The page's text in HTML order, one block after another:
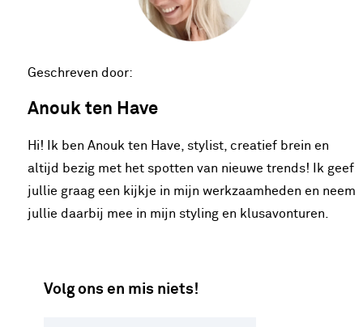
Geschreven door:
Anouk ten Have
Hi! Ik ben Anouk ten Have, stylist, creatief brein en
altijd bezig met het spotten van nieuwe trends! Ik geef
jullie graag een kijkje in mijn werkzaamheden en neem
jullie daarbij mee in mijn styling en klusavonturen.
Volg ons en mis niets!